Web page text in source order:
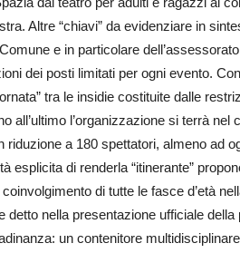
Altre “chiavi” da evidenziare in
e in particolare
dei posti limitati per ogni evento.
tra le insidie costituite dalle
all’ultimo l’organizzazione si terrà nel
a 180 spettatori, almeno ad
esplicita di renderla “itinerante”
coinvolgimento di tutte le fasce d’età
nella presentazione ufficiale della
un contenitore